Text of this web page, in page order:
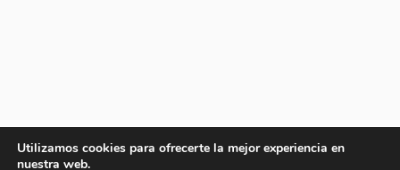
Utilizamos cookies para ofrecerte la mejor experiencia en
nuestra web.